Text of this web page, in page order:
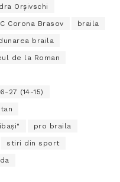
Orșivschi
Corona Brasov braila
braila
de la Roman
27 (14-15)
pro braila
stiri din sport